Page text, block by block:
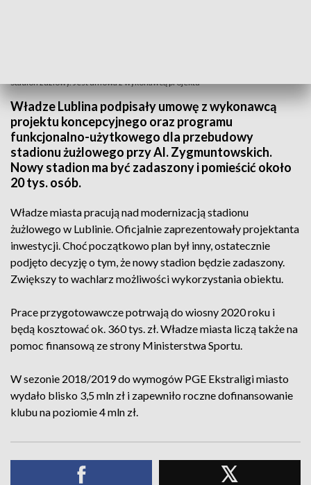
Stadion żużlowy. Jest umowa z wykonawcą projektu
Władze Lublina podpisały umowę z wykonawcą
projektu koncepcyjnego oraz programu
funkcjonalno-użytkowego dla przebudowy
stadionu żużlowego przy Al. Zygmuntowskich.
Nowy stadion ma być zadaszony i pomieścić około
20 tys. osób.
Władze miasta pracują nad modernizacją stadionu
żużlowego w Lublinie. Oficjalnie zaprezentowały projektanta
inwestycji. Choć początkowo plan był inny, ostatecznie
podjęto decyzję o tym, że nowy stadion będzie zadaszony.
Zwiększy to wachlarz możliwości wykorzystania obiektu.
Prace przygotowawcze potrwają do wiosny 2020 roku i
będą kosztować ok. 360 tys. zł. Władze miasta liczą także na
pomoc finansową ze strony Ministerstwa Sportu.
W sezonie 2018/2019 do wymogów PGE Ekstraligi miasto
wydało blisko 3,5 mln zł i zapewniło roczne dofinansowanie
klubu na poziomie 4 mln zł.